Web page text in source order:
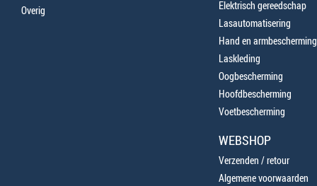
Overig
Elektrisch gereedschap
Lasautomatisering
Hand en armbescherming
Laskleding
Oogbescherming
Hoofdbescherming
Voetbescherming
WEBSHOP
Verzenden / retour
Algemene voorwaarden